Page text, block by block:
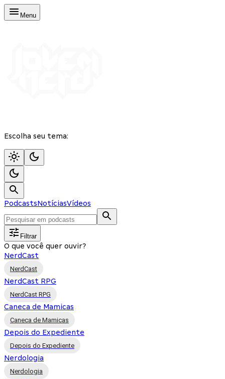
Menu
Escolha seu tema:
PodcastsNotíciasVídeos
Filtrar
O que você quer ouvir?
NerdCast
NerdCast
NerdCast RPG
NerdCast RPG
Caneca de Mamicas
Caneca de Mamicas
Depois do Expediente
Depois do Expediente
Nerdologia
Nerdologia